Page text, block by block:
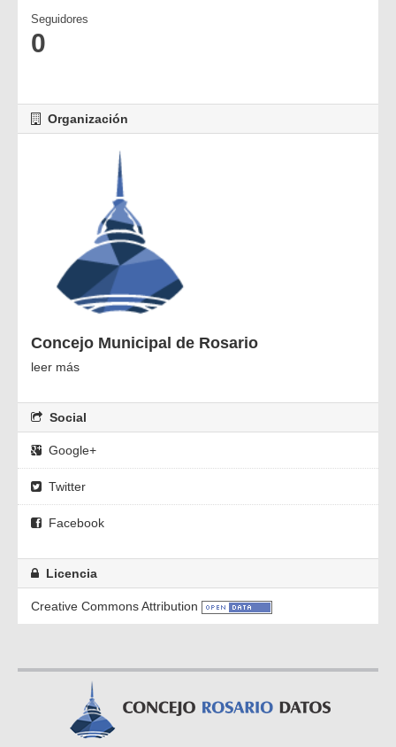
Seguidores
0
Organización
Concejo Municipal de Rosario
leer más
Social
Google+
Twitter
Facebook
Licencia
Creative Commons Attribution